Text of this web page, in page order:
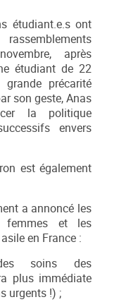
étudiant.e.s ont
après
étudiant de 22
précarité
son geste, Anas
la politique
envers
est également
a annoncé les
femmes et les
en France :
soins des
plus immédiate
urgents !) ;